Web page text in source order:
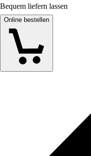
Bequem liefern lassen
Online bestellen